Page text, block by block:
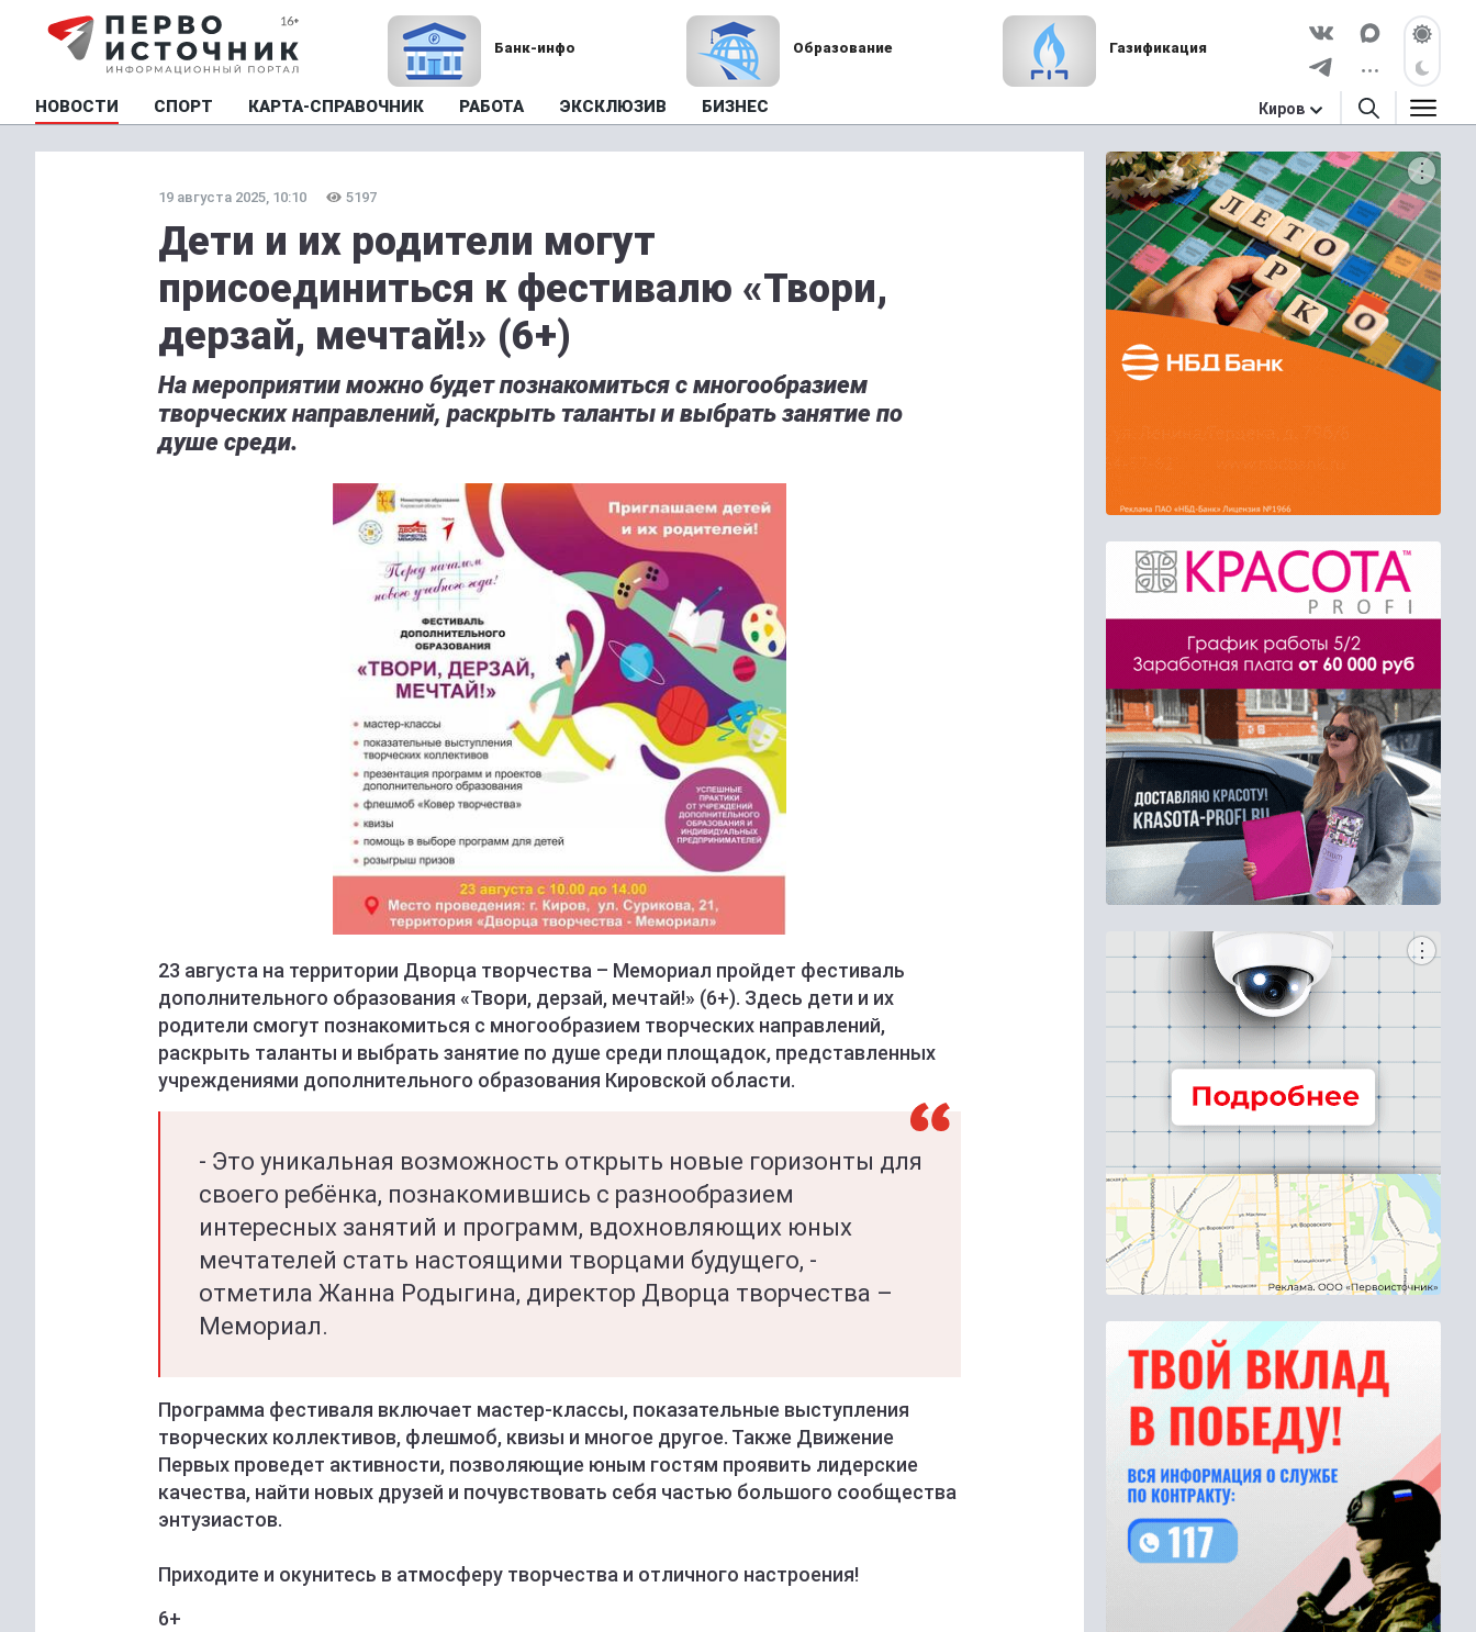
Банк-инфо Образование Газификация
НОВОСТИ СПОРТ КАРТА-СПРАВОЧНИК РАБОТА ЭКСКЛЮЗИВ БИЗНЕС Киров
19 августа 2025, 10:10 5197
Дети и их родители могут
присоединиться к фестивалю «Твори,
дерзай, мечтай!» (6+)
На мероприятии можно будет познакомиться с многообразием
творческих направлений, раскрыть таланты и выбрать занятие по
душе среди.
23 августа на территории Дворца творчества – Мемориал пройдет фестиваль
дополнительного образования «Твори, дерзай, мечтай!» (6+). Здесь дети и их
родители смогут познакомиться с многообразием творческих направлений,
раскрыть таланты и выбрать занятие по душе среди площадок, представленных
учреждениями дополнительного образования Кировской области.
- Это уникальная возможность открыть новые горизонты для
своего ребёнка, познакомившись с разнообразием
интересных занятий и программ, вдохновляющих юных
мечтателей стать настоящими творцами будущего, -
отметила Жанна Родыгина, директор Дворца творчества –
Мемориал.
Программа фестиваля включает мастер-классы, показательные выступления
творческих коллективов, флешмоб, квизы и многое другое. Также Движение
Первых проведет активности, позволяющие юным гостям проявить лидерские
качества, найти новых друзей и почувствовать себя частью большого сообщества
энтузиастов.
Приходите и окунитесь в атмосферу творчества и отличного настроения!
6+